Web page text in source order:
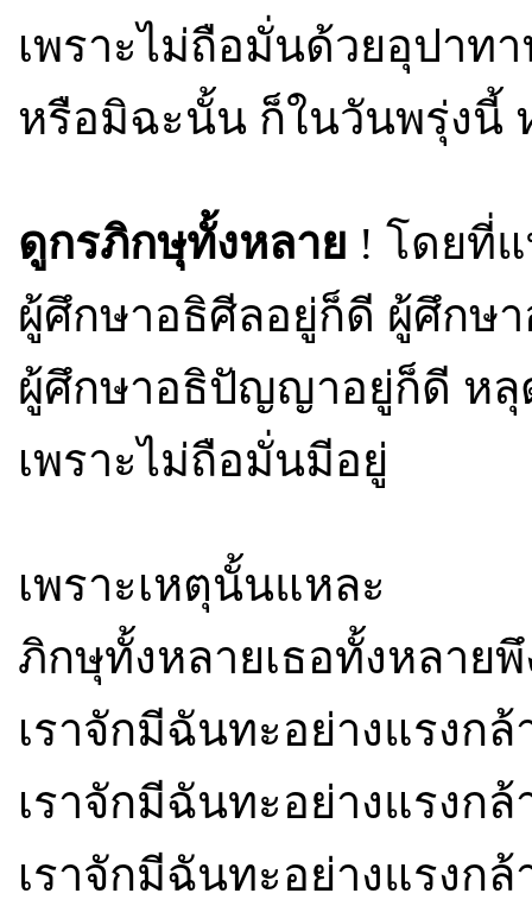
เพราะไม่ถือมั่นด้วยอุปาท
หรือมิฉะนั้น ก็ในวันพรุ่งนี้
ดูกรภิกษุทั้งหลาย ! โดยที่
ผู้ศึกษาอธิศีลอยู่ก็ดี ผู้ศึกษ
ผู้ศึกษาอธิปัญญาอยู่ก็ดี หลุ
เพราะไม่ถือมั่นมีอยู่
เพราะเหตุนั้นแหละ
ภิกษุทั้งหลายเธอทั้งหลาย
เราจักมีฉันทะอย่างแรงก
เราจักมีฉันทะอย่างแรงก
เราจักมีฉันทะอย่างแรงก